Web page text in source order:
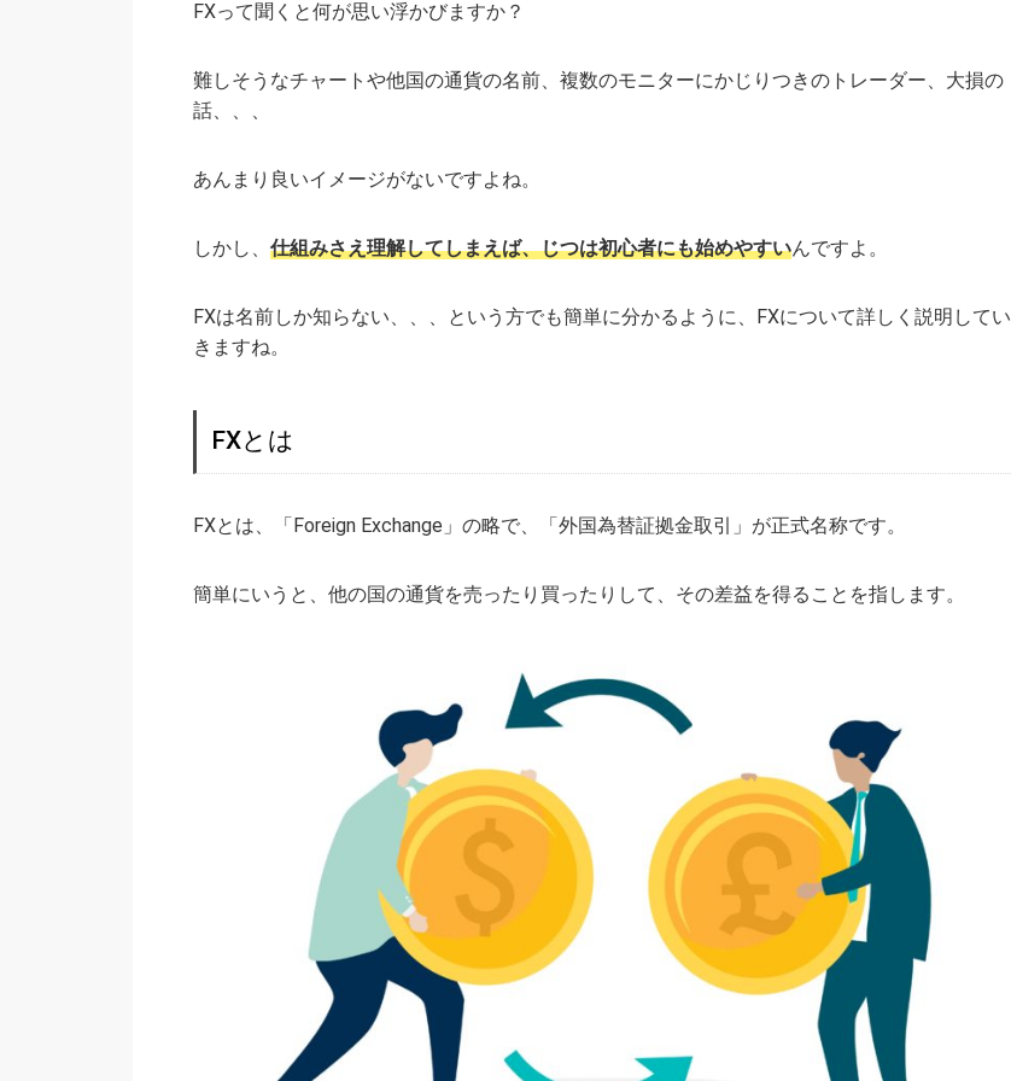
FXって聞くと何が思い浮かびますか？
難しそうなチャートや他国の通貨の名前、複数のモニターにかじりつきのトレーダー、大損の
話、、、
あんまり良いイメージがないですよね。
しかし、 仕組みさえ理解してしまえば、じつは初心者にも始めやすいんですよ。
FXは名前しか知らない、、、という方でも簡単に分かるように、FXについて詳しく説明してい
きますね。
FXとは
FXとは、「Foreign Exchange」の略で、「外国為替証拠金取引」が正式名称です。
簡単にいうと、他の国の通貨を売ったり買ったりして、その差益を得ることを指します。